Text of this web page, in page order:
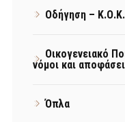
Οδήγηση – Κ.Ο.Κ.
Οικογενειακό
νόμοι και
Όπλα